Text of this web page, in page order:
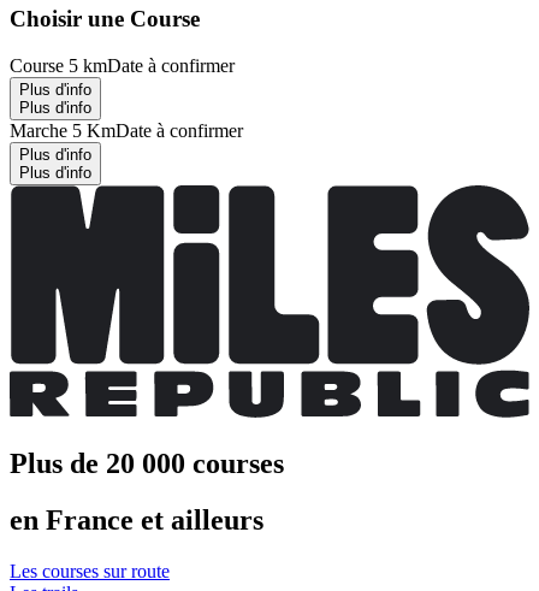
Choisir une Course
Course 5 kmDate à confirmer
Plus d'info
Plus d'info
Marche 5 KmDate à confirmer
Plus d'info
Plus d'info
Plus de 20 000 courses
en France et ailleurs
Les courses sur route